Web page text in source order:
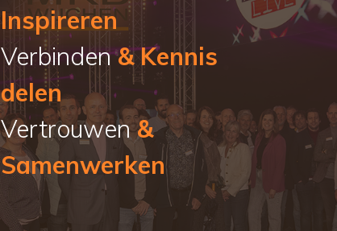
Inspireren
Verbinden& Kennis
delen
Vertrouwen&
Samenwerken